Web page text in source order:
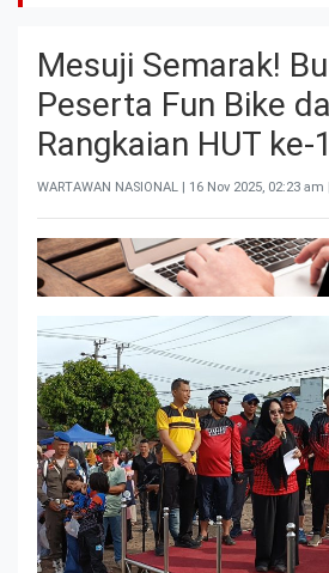
Mesuji Semarak!
Peserta Fun Bike
Rangkaian HUT ke-
WARTAWAN NASIONAL | 16 Nov 2025, 02:23 am